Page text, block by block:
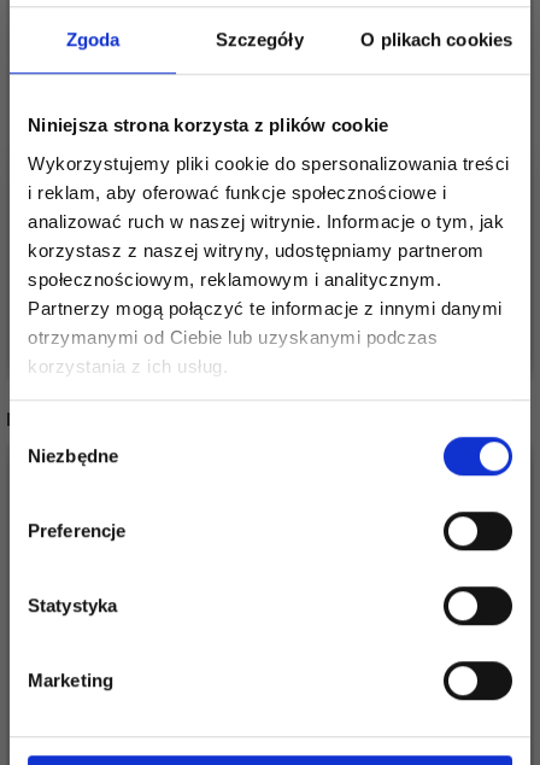
Zgoda Szczegóły O plikach cookies
Niniejsza strona korzysta z plików cookie
Wykorzystujemy pliki cookie do spersonalizowania treści
i reklam, aby oferować funkcje społecznościowe i
analizować ruch w naszej witrynie. Informacje o tym, jak
korzystasz z naszej witryny, udostępniamy partnerom
społecznościowym, reklamowym i analitycznym.
Partnerzy mogą połączyć te informacje z innymi danymi
otrzymanymi od Ciebie lub uzyskanymi podczas
korzystania z ich usług.
Wybór
zgody
Niezbędne
Preferencje
Statystyka
Marketing
HAMA PUDEŁKO
PREZENTOWE PIRAT
65,95 zł
Dodaj do koszyka
HAMA PUDEŁKO Z
PREZENTEM
KONSTRUKCYJNE
MASZYNY
89,95 zł
Dodaj do koszyka
INNI TEŻ WIDZIELI
Oszczędź nawet do 50%
miłośników włóczek i uzyskaj wyłączny
dostęp do inspirujących wzorów na druty i